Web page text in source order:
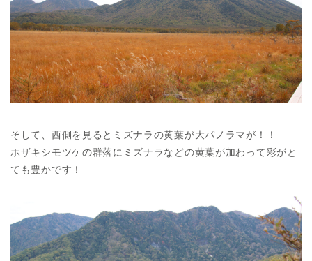
そして、西側を見るとミズナラの黄葉が大パノラマが！！
ホザキシモツケの群落にミズナラなどの黄葉が加わって彩がと
ても豊かです！